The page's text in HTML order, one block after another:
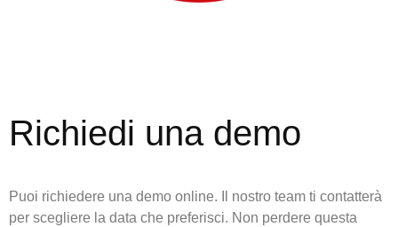
Richiedi una demo
Puoi richiedere una demo online. Il nostro team ti contatterà
per scegliere la data che preferisci. Non perdere questa